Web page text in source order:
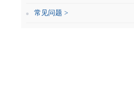
常见问题 >